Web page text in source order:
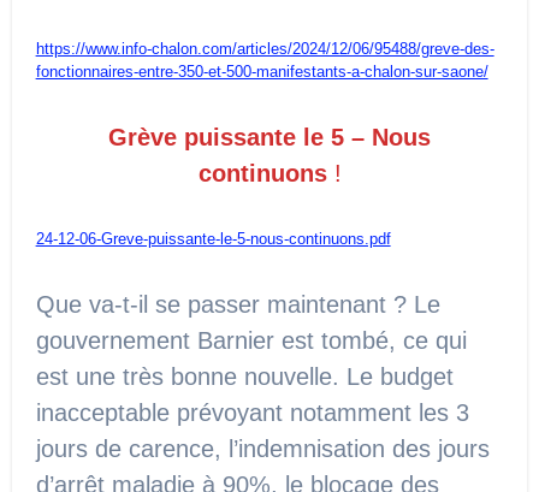
https://www.info-chalon.com/articles/2024/12/06/95488/greve-des-
fonctionnaires-entre-350-et-500-manifestants-a-chalon-sur-saone/
Grève puissante le 5 – Nous
continuons !
24-12-06-Greve-puissante-le-5-nous-continuons.pdf
Que va-t-il se passer maintenant ? Le
gouvernement Barnier est tombé, ce qui
est une très bonne nouvelle. Le budget
inacceptable prévoyant notamment les 3
jours de carence, l’indemnisation des jours
d’arrêt maladie à 90%, le blocage des